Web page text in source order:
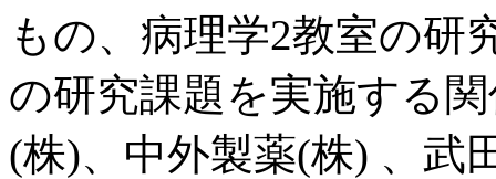
もの、病理学2教室の研
の研究課題を実施する
(株)、中外製薬(株) 、武